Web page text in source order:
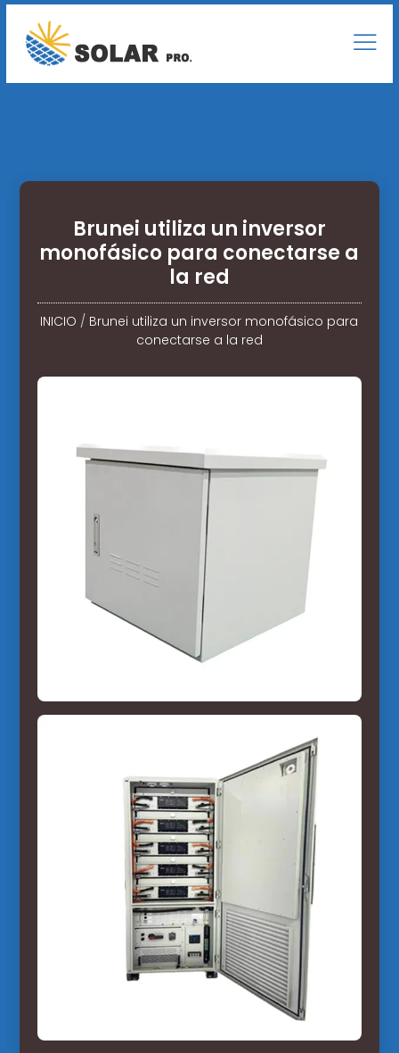
Brunei utiliza un inversor
monofásico para conectarse a
la red
INICIO / Brunei utiliza un inversor monofásico para
conectarse a la red